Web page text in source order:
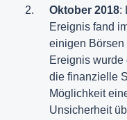
Oktober 2018:
Ereignis fand
einigen
Ereignis
die finanzielle
Möglichkeit
Unsicherheit